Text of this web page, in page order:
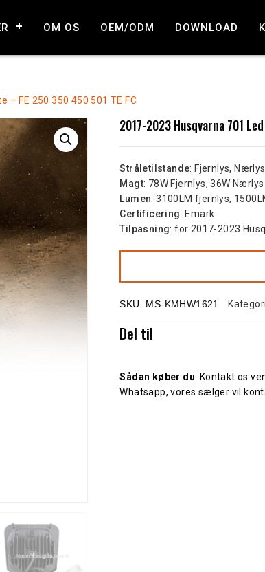
OM OS OEM/ODM DOWNLOAD
– FE 250 350 450 501 TE FC
2017-2023 Husqvarna 701
Stråletilstande: Fjernlys,
Magt: 78W Fjernlys, 36W Nærlys
Lumen: 3100LM fjernlys,
Certificering: Emark
Tilpasning: for 2017-2023
SKU: MS-KMHW1621
Del til
Sådan køber du: Kontakt os
Whatsapp, vores sælger vil